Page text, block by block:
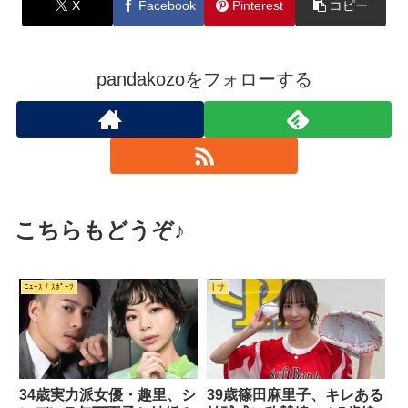
X Facebook Pinterest コピー
pandakozoをフォローする
こちらもどうぞ♪
ﾆｭｰｽ / ｽﾎﾟｰﾂ
34歳実力派女優・趣里、シ
| サ
39歳篠田麻里子、キレある